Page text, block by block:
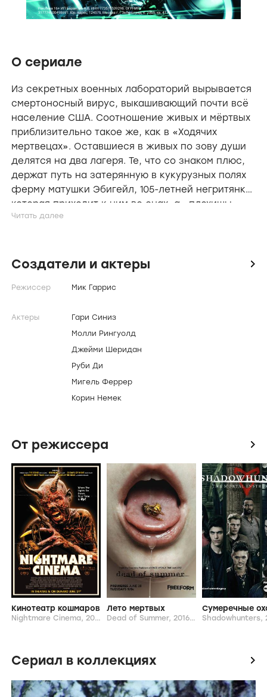
О сериале
Из секретных военных лабораторий вырывается
смертоносный вирус, выкашивающий почти всё
население США. Соотношение живых и мёртвых
приблизительно такое же, как в «Ходячих
мертвецах». Оставшиеся в живых по зову души
делятся на два лагеря. Те, что со знаком плюс,
держат путь на затерянную в кукурузных полях
ферму матушки Эбигейл, 105-летней негритянки,
которая приходит к ним во снах, а «плохишы»
стекаются в Лас-Вегас, куда их зовёт «Чёрный
Создатели и актеры icon
Режиссер Мик Гаррис
Актеры
Гари Синиз
Молли Рингуолд
Джейми Шеридан
Руби Ди
Мигель Феррер
Корин Немек
От режиссера icon
Кинотеатр кошмаров
Nightmare Cinema, 2018
Лето мертвых
Dead of Summer, 2016-... Shadowhunters,
Сериал в коллекциях icon